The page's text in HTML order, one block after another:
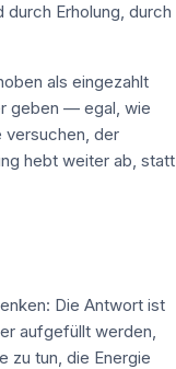
Erholung, durch
als eingezahlt
geben — egal, wie
versuchen, der
hebt weiter ab, statt
Die Antwort ist
aufgefüllt werden,
zu tun, die Energie